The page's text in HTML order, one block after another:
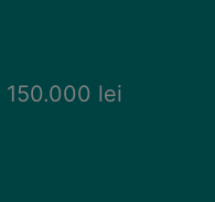
150.000 lei